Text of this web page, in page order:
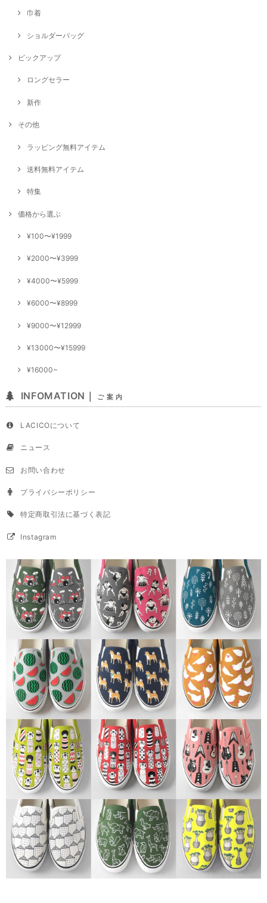
巾着
ショルダーバッグ
ピックアップ
ロングセラー
新作
その他
ラッピング無料アイテム
送料無料アイテム
特集
価格から選ぶ
¥100〜¥1999
¥2000〜¥3999
¥4000〜¥5999
¥6000〜¥8999
¥9000〜¥12999
¥13000〜¥15999
¥16000~
INFOMATION｜ ご 案 内
LACICOについて
ニュース
お問い合わせ
プライバシーポリシー
特定商取引法に基づく表記
Instagram